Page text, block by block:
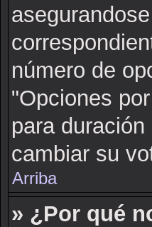
número de
"Opciones
para
cambiar su
Arriba
» ¿Por qué